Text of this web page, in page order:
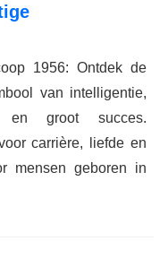
1956: Ontdek de
van intelligentie,
en groot succes.
carrière, liefde en
mensen geboren in